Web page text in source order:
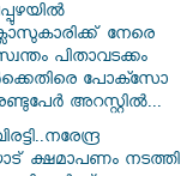
നേരെ
പിതാവടക്കം
പോക്സോ
അറസ്റ്റിൽ...
ക്ഷമാപണം നടത്തി